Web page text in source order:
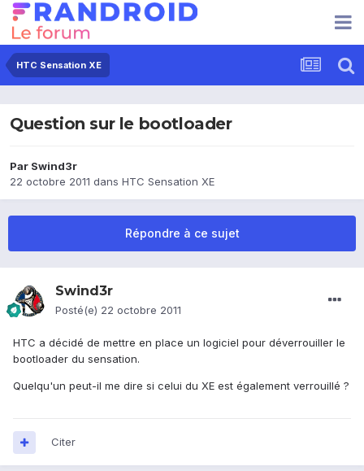
HTC Sensation XE
Question sur le bootloader
Par Swind3r
22 octobre 2011 dans HTC Sensation XE
Répondre à ce sujet
Swind3r
Posté(e) 22 octobre 2011
HTC a décidé de mettre en place un logiciel pour déverrouiller le
bootloader du sensation.
Quelqu'un peut-il me dire si celui du XE est également verrouillé ?
Citer